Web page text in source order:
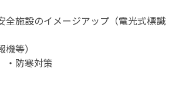
全施設のイメージアップ（電光式標識
等）
・防寒対策